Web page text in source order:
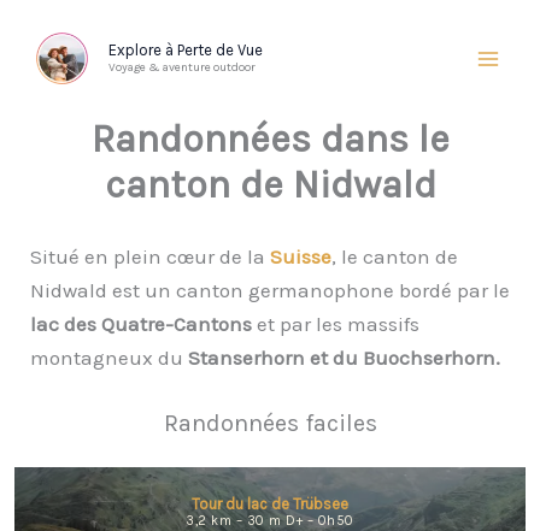
contenu
Explore à Perte de Vue
Voyage & aventure outdoor
Randonnées dans le
canton de Nidwald
Situé en plein cœur de la Suisse, le canton de
Nidwald est un canton germanophone bordé par le
lac des Quatre-Cantons et par les massifs
montagneux du Stanserhorn et du Buochserhorn.
Randonnées faciles
Tour du lac de Trübsee
3,2 km – 30 m D+ – 0h50